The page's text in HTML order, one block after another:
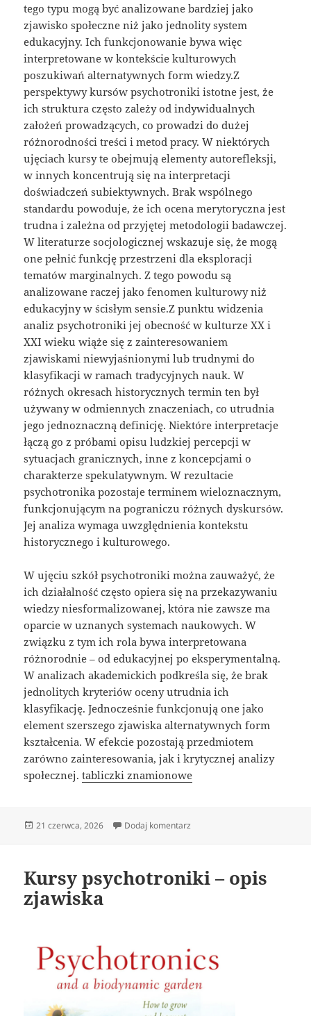
tego typu mogą być analizowane bardziej jako
zjawisko społeczne niż jako jednolity system
edukacyjny. Ich funkcjonowanie bywa więc
interpretowane w kontekście kulturowych
poszukiwań alternatywnych form wiedzy.Z
perspektywy kursów psychotroniki istotne jest, że
ich struktura często zależy od indywidualnych
założeń prowadzących, co prowadzi do dużej
różnorodności treści i metod pracy. W niektórych
ujęciach kursy te obejmują elementy autorefleksji,
w innych koncentrują się na interpretacji
doświadczeń subiektywnych. Brak wspólnego
standardu powoduje, że ich ocena merytoryczna jest
trudna i zależna od przyjętej metodologii badawczej.
W literaturze socjologicznej wskazuje się, że mogą
one pełnić funkcję przestrzeni dla eksploracji
tematów marginalnych. Z tego powodu są
analizowane raczej jako fenomen kulturowy niż
edukacyjny w ścisłym sensie.Z punktu widzenia
analiz psychotroniki jej obecność w kulturze XX i
XXI wieku wiąże się z zainteresowaniem
zjawiskami niewyjaśnionymi lub trudnymi do
klasyfikacji w ramach tradycyjnych nauk. W
różnych okresach historycznych termin ten był
używany w odmiennych znaczeniach, co utrudnia
jego jednoznaczną definicję. Niektóre interpretacje
łączą go z próbami opisu ludzkiej percepcji w
sytuacjach granicznych, inne z koncepcjami o
charakterze spekulatywnym. W rezultacie
psychotronika pozostaje terminem wieloznacznym,
funkcjonującym na pograniczu różnych dyskursów.
Jej analiza wymaga uwzględnienia kontekstu
historycznego i kulturowego.
W ujęciu szkół psychotroniki można zauważyć, że
ich działalność często opiera się na przekazywaniu
wiedzy niesformalizowanej, która nie zawsze ma
oparcie w uznanych systemach naukowych. W
związku z tym ich rola bywa interpretowana
różnorodnie – od edukacyjnej po eksperymentalną.
W analizach akademickich podkreśla się, że brak
jednolitych kryteriów oceny utrudnia ich
klasyfikację. Jednocześnie funkcjonują one jako
element szerszego zjawiska alternatywnych form
kształcenia. W efekcie pozostają przedmiotem
zarówno zainteresowania, jak i krytycznej analizy
społecznej.tabliczki znamionowe
Data
21 czerwca, 2026 Dodaj komentarz
Kursy psychotroniki – opis
zjawiska